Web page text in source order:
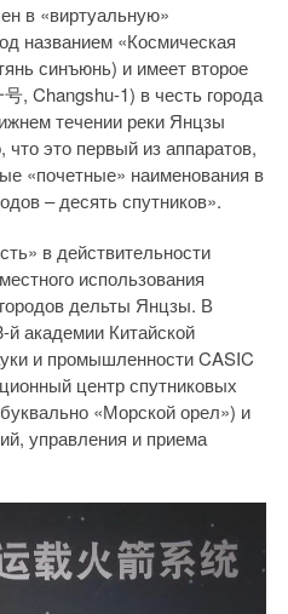
в «виртуальную»
названием «Космическая
синъюнь) и имеет второе
, Changshu-1) в честь города
течении реки Янцзы
это первый из аппаратов,
«почетные» наименования в
– десять спутников».
в действительности
использования
дельты Янцзы. В
й академии Китайской
и промышленности CASIC
центр спутниковых
«Морской орел») и
управления и приема